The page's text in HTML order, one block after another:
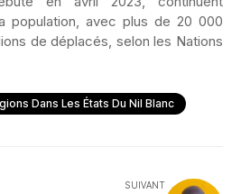
population, avec plus de 20 000
de déplacés, selon les Nations
Dans Les États Du Nil Blanc
SUIVANT